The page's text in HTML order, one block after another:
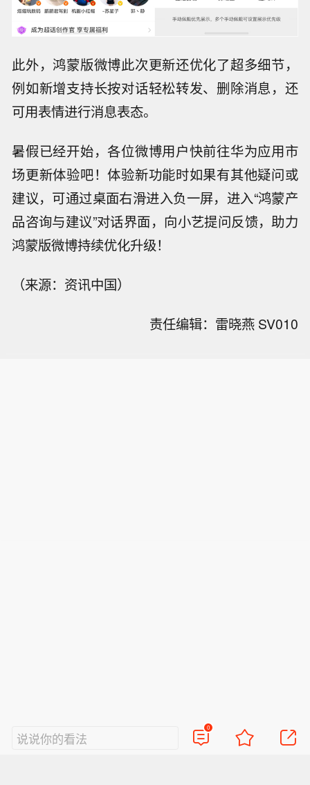
此外，鸿蒙版微博此次更新还优化了超多细节，
例如新增支持长按对话轻松转发、删除消息，还
可用表情进行消息表态。
暑假已经开始，各位微博用户快前往华为应用市
场更新体验吧！体验新功能时如果有其他疑问或
建议，可通过桌面右滑进入负一屏，进入“鸿蒙产
品咨询与建议”对话界面，向小艺提问反馈，助力
鸿蒙版微博持续优化升级！
（来源：资讯中国）
责任编辑：雷晓燕 SV010
说说你的看法
0